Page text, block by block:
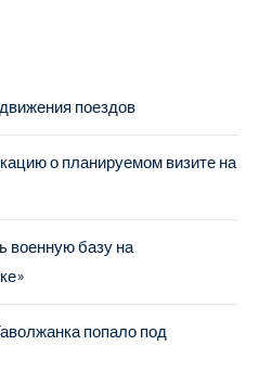
поездов
о планируемом визите на
военную базу на
попало под